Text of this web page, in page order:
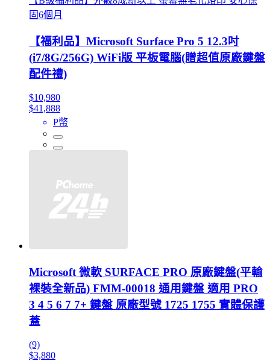
固6個月
【福利品】Microsoft Surface Pro 5 12.3吋
(i7/8G/256G) WiFi版 平板電腦(贈超值原廠鍵盤
配件禮)
$10,980
$41,888
P幣
Microsoft 微軟 SURFACE PRO 原廠鍵盤(平輸
裸裝全新品) FMM-00018 通用鍵盤 適用 PRO
3 4 5 6 7 7+ 鍵盤 原廠型號 1725 1755 實體保護
蓋
(9)
$3,880